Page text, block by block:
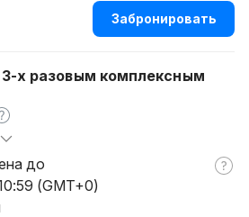
Забронировать
х разовым комплексным
включает трехразовое
(обед в день заезда, ужин, завтрак
до
(GMT+0)